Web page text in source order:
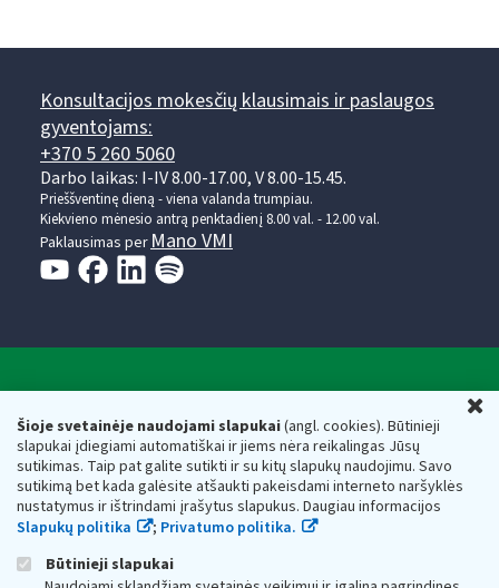
Šioje svetainėje naudojami slapukai(angl. cookies). Būtinieji
slapukai įdiegiami automatiškai ir jiems nėra reikalingas Jūsų
sutikimas. Taip pat galite sutikti ir su kitų slapukų naudojimu. Savo
sutikimą bet kada galėsite atšaukti pakeisdami interneto naršyklės
nustatymus ir ištrindami įrašytus slapukus. Daugiau informacijos
Slapukų politika
; Privatumo politika.
Būtinieji slapukai
Konsultacijos mokesčių klausimais ir paslaugos
gyventojams:
+370 5 260 5060
Darbo laikas: I-IV 8.00-17.00, V 8.00-15.45.
Prieššventinę dieną - viena valanda trumpiau.
Kiekvieno mėnesio antrą penktadienį 8.00 val. - 12.00 val.
Paklausimas per Mano VMI
Respublikos finansų ministerijos
Biudžetinė įstaiga. Juridinio asmens kodas — 188659752,
adresas: Vasario 16-osios g. 14, 01107 Vilnius, Lietuva, el.paštas:
vmi@vmi.lt, E. pristatymo dėžutės adresas 188659752
Duomenys apie Valstybinę mokesčių inspekciją prie Lietuvos
Respublikos finansų ministerijos kaupiami ir saugomi Juridinių